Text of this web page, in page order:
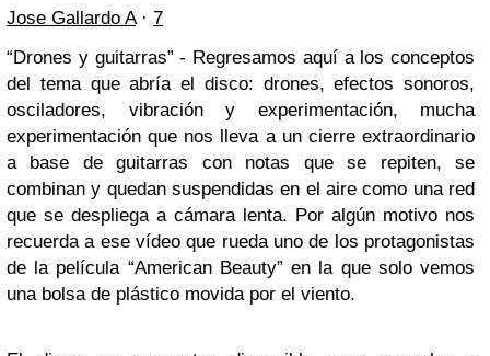
Jose Gallardo A· 7
“Drones y guitarras” - Regresamos aquí a los conceptos
del tema que abría el disco: drones, efectos sonoros,
osciladores, vibración y experimentación, mucha
experimentación que nos lleva a un cierre extraordinario
a base de guitarras con notas que se repiten, se
combinan y quedan suspendidas en el aire como una red
que se despliega a cámara lenta. Por algún motivo nos
recuerda a ese vídeo que rueda uno de los protagonistas
de la película “American Beauty” en la que solo vemos
una bolsa de plástico movida por el viento.